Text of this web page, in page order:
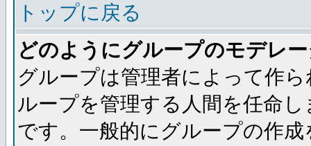
トップに戻る
どのようにグループのモデレ
グループは管理者によって作
ループを管理する人間を任命
です。一般的にグループの作